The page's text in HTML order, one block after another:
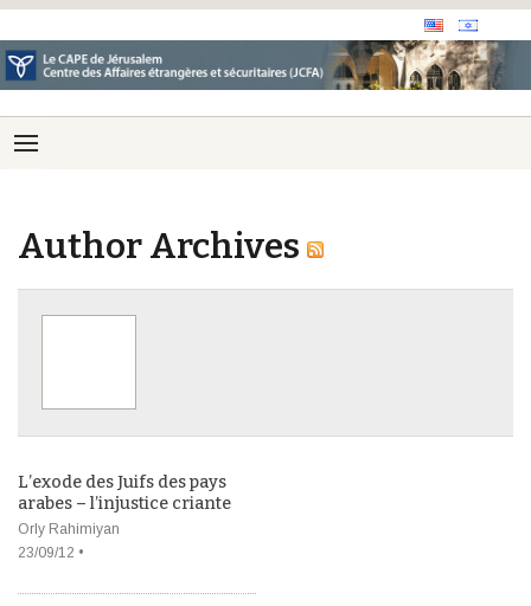
Author Archives
L’exode des Juifs des pays
arabes – l’injustice criante
Orly Rahimiyan
23/09/12 •